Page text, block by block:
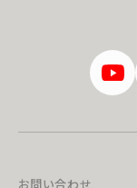
お問い合わせ